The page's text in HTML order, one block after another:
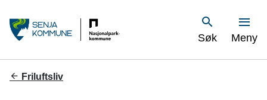
S
e
Søk Vis
Meny
Du Friluftsliv